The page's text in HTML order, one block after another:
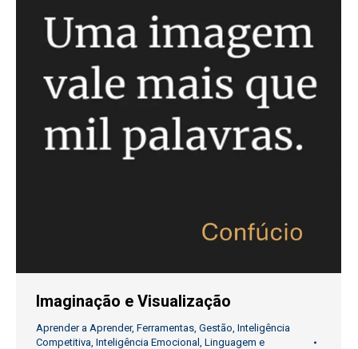
Imaginação e Visualização
Aprender a Aprender, Ferramentas Gestão Inteligência
Competitiva Inteligência Emocional Linguagem e